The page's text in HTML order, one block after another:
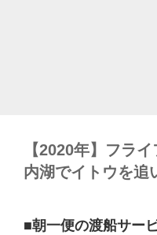
【2020年】フラ
内湖でイトウを
■朝一便の渡船サー